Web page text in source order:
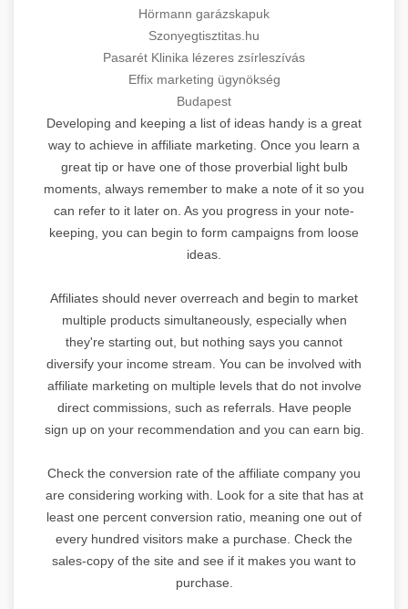
Hörmann garázskapuk
Szonyegtisztitas.hu
Pasarét Klinika lézeres zsírleszívás
Effix marketing ügynökség
Budapest
Developing and keeping a list of ideas handy is a great
way to achieve in affiliate marketing. Once you learn a
great tip or have one of those proverbial light bulb
moments, always remember to make a note of it so you
can refer to it later on. As you progress in your note-
keeping, you can begin to form campaigns from loose
ideas.
Affiliates should never overreach and begin to market
multiple products simultaneously, especially when
they're starting out, but nothing says you cannot
diversify your income stream. You can be involved with
affiliate marketing on multiple levels that do not involve
direct commissions, such as referrals. Have people
sign up on your recommendation and you can earn big.
Check the conversion rate of the affiliate company you
are considering working with. Look for a site that has at
least one percent conversion ratio, meaning one out of
every hundred visitors make a purchase. Check the
sales-copy of the site and see if it makes you want to
purchase.